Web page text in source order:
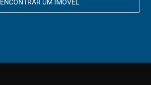
ENCONTRAR UM IMÓVEL